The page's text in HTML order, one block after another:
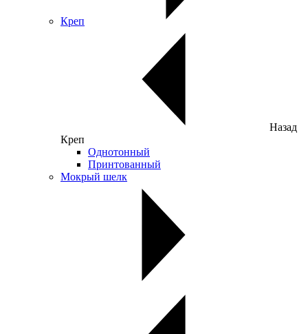
Креп
Назад
Креп
Однотонный
Принтованный
Мокрый шелк